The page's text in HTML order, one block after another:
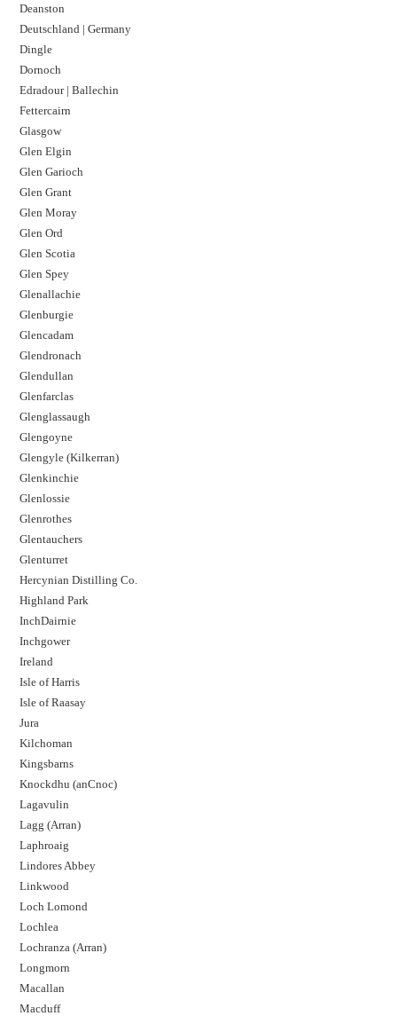
Deanston
Deutschland | Germany
Dingle
Dornoch
Edradour | Ballechin
Fettercairn
Glasgow
Glen Elgin
Glen Garioch
Glen Grant
Glen Moray
Glen Ord
Glen Scotia
Glen Spey
Glenallachie
Glenburgie
Glencadam
Glendronach
Glendullan
Glenfarclas
Glenglassaugh
Glengoyne
Glengyle (Kilkerran)
Glenkinchie
Glenlossie
Glenrothes
Glentauchers
Glenturret
Hercynian Distilling Co.
Highland Park
InchDairnie
Inchgower
Ireland
Isle of Harris
Isle of Raasay
Jura
Kilchoman
Kingsbarns
Knockdhu (anCnoc)
Lagavulin
Lagg (Arran)
Laphroaig
Lindores Abbey
Linkwood
Loch Lomond
Lochlea
Lochranza (Arran)
Longmorn
Macallan
Macduff